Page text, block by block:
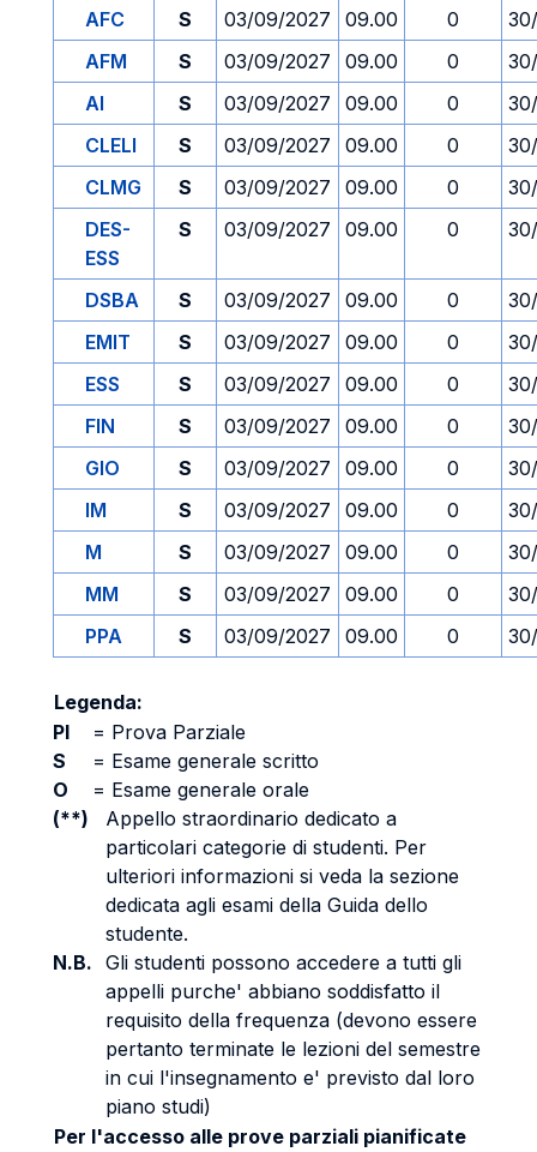
AFC S 03/09/2027 09.00 0
AFM
S 03/09/2027 09.00 0
AI
S 03/09/2027 09.00 0
CLELI
S 03/09/2027 09.00 0
CLMG
S 03/09/2027 09.00 0
DES-
ESS
S 03/09/2027 09.00 0
DSBA S 03/09/2027 09.00 0
EMIT
S 03/09/2027 09.00 0
ESS
S 03/09/2027 09.00 0
FIN
S 03/09/2027 09.00 0
GIO
S 03/09/2027 09.00 0
IM
S 03/09/2027 09.00 0
M
S 03/09/2027 09.00 0
MM
S 03/09/2027 09.00 0
PPA
S 03/09/2027 09.00 0
Legenda:
PI
= Prova Parziale
S
= Esame generale scritto
O
= Esame generale orale
(**)
Appello straordinario dedicato a
particolari categorie di studenti. Per
ulteriori informazioni si veda la sezione
dedicata agli esami della Guida dello
studente.
N.B. Gli studenti possono accedere a tutti gli
appelli purche' abbiano soddisfatto il
requisito della frequenza (devono essere
pertanto terminate le lezioni del semestre
in cui l'insegnamento e' previsto dal loro
piano studi)
Per l'accesso alle prove parziali pianificate